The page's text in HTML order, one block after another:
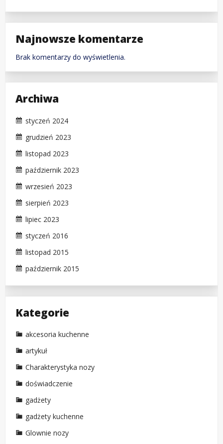
Najnowsze komentarze
Brak komentarzy do wyświetlenia.
Archiwa
styczeń 2024
grudzień 2023
listopad 2023
październik 2023
wrzesień 2023
sierpień 2023
lipiec 2023
styczeń 2016
listopad 2015
październik 2015
Kategorie
akcesoria kuchenne
artykuł
Charakterystyka nozy
doświadczenie
gadżety
gadżety kuchenne
Glownie nozy